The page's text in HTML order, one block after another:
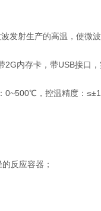
发射生产的高温，使微
内存卡，带USB接口，
0~500℃，控温精度：
反应容器；